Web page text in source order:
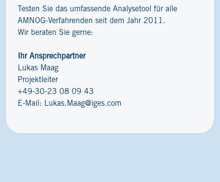
Testen Sie das umfassende Analysetool für alle
AMNOG-Verfahrenden seit dem Jahr 2011.
Wir beraten Sie gerne:
Ihr Ansprechpartner
Lukas Maag
Projektleiter
+49-30-23 08 09 43
E-Mail: Lukas.Maag@iges.com